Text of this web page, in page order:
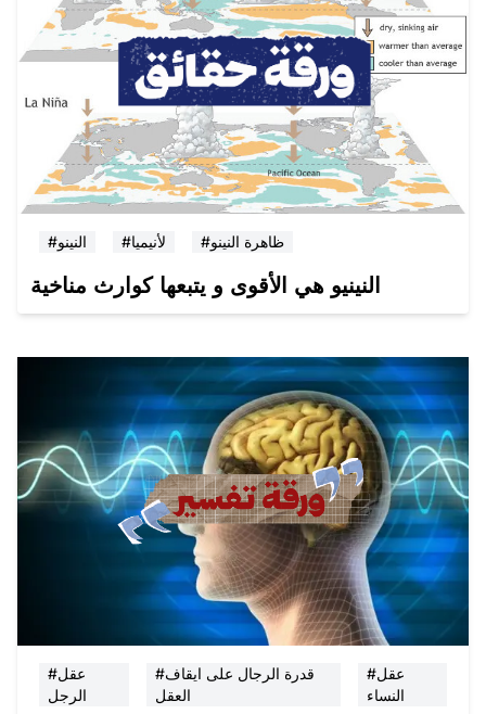
#النينو #لأنيميا #ظاهرة النينو
النينيو هي الأقوى و يتبعها كوارث مناخية
#عقل
الرجل
#قدرة الرجال على ايقاف
العقل
#عقل
النساء